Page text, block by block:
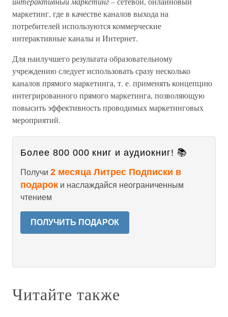
маркетинг, где в качестве каналов выхода на
потребителей используются коммерческие
интерактивные каналы и Интернет.
Для наилучшего результата образовательному
учреждению следует использовать сразу несколько
каналов прямого маркетинга, т. е. применять концепцию
интегрированного прямого маркетинга, позволяющую
повысить эффективность проводимых маркетинговых
мероприятий.
Более 800 000 книг и аудиокниг! 📚
Получи 2 месяца Литрес Подписки в
подарок и наслаждайся неограниченным
чтением
ПОЛУЧИТЬ ПОДАРОК
Читайте также